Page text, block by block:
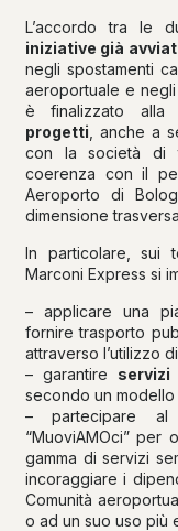
L’accordo tra le
iniziative già
negli spostamenti
aeroportuale e
è finalizzato alla
progetti , anche a
con la società di
coerenza con il
Aeroporto di
dimensione
In particolare, sui
Marconi Express si
– applicare una
fornire trasporto
attraverso l’utilizzo
– garantire servizi
secondo un modello
– partecipare al
“MuoviAMOci” per
gamma di servizi
incoraggiare i
Comunità
o ad un suo uso più